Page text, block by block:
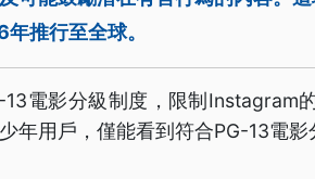
推行至全球。
13電影分級制度，限制Instagram
年用戶，僅能看到符合PG-13電影